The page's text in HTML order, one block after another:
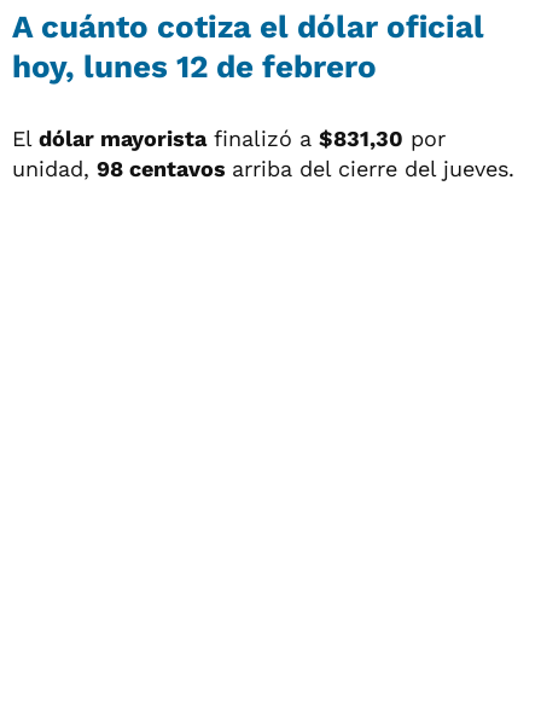
A cuánto cotiza el dólar oficial
hoy, lunes 12 de febrero
El dólar mayoristafinalizó a $831,30 por
unidad, 98 centavos arriba del cierre del jueves.